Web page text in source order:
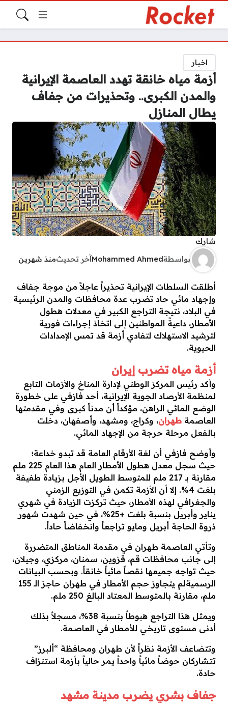
اخبار
أزمة مياه خانقة تهدد العاصمة الإيرانية
والمدن الكبرى.. وتحذيرات من جفاف
يطال المنازل
شارك
بواسطةMohammed Ahmed آخر تحديثمنذ شهرين
أطلقت السلطات الإيرانية تحذيراً عاجلاً من موجة جفاف
وإجهاد مائي حاد تضرب عدة محافظات والمدن الرئيسية
في البلاد، نتيجة التراجع الكبير في معدلات هطول
الأمطار، داعيةً المواطنين إلى اتخاذ إجراءات فورية
لترشيد الاستهلاك لتفادي أزمة قد تمس الإمدادات
الحيوية.
أزمة مياه تضرب إيران
وأكد رئيس المركز الوطني لإدارة المناخ والأزمات التابع
لمنظمة الأرصاد الجوية الإيرانية، أحد فازفي على خطورة
الوضع المائي الراهن، مؤكداً أن مدناً كبرى وفي مقدمتها
العاصمة طهران، وكراج، ومشهد، وأصفهان، دخلت
بالفعل مرحلة حرجة من الإجهاد المائي.
​وأوضح فازفي أن لغة الأرقام العامة قد تبدو خداعة؛
حيث سجل معدل هطول الأمطار العام هذا العام 225 ملم
مقارنة بـ 217 ملم للمتوسط الطويل الأجل بزيادة طفيفة
بلغت 4%. إلا أن الأزمة تكمن في التوزيع الزمني
والجغرافي لهذه الأمطار، حيث تركزت الزيادة في شهري
يناير وأبريل بنسبة بلغت +25%، في حين شهدت شهور
ذروة الحاجة أبريل ومايو تراجعاً وانخفاضاً حاداً.
​وتأتي العاصمة طهران في مقدمة المناطق المتضررة
إلى جانب محافظات قم، قزوين، سمنان، مركزي، وجيلان،
حيث تواجه جميعها نقصاً مائياً خانقاً. وبحسب البيانات
الرسمية​لم يتجاوز حجم الأمطار في طهران حاجز الـ 155
ملم، مقارنة بالمتوسط المعتاد البالغ 250 ملم.
و​يمثل هذا التراجع هبوطاً بنسبة 38%، مسجلاً بذلك
أدنى مستوى تاريخي للأمطار في العاصمة.
و​تتضاعف الأزمة نظراً لأن طهران ومحافظة “ألبرز”
تتشاركان حوضاً مائياً واحداً يمر حالياً بأزمة استنزاف
حادة.
​جفاف بشري يضرب مدينة مشهد